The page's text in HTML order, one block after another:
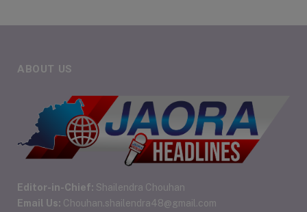
ABOUT US
Editor-in-Chief: Shailendra Chouhan
Email Us: Chouhan.shailendra48@gmail.com